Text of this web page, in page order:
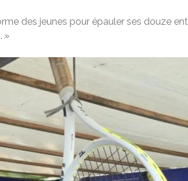
des jeunes pour épauler ses douze
»